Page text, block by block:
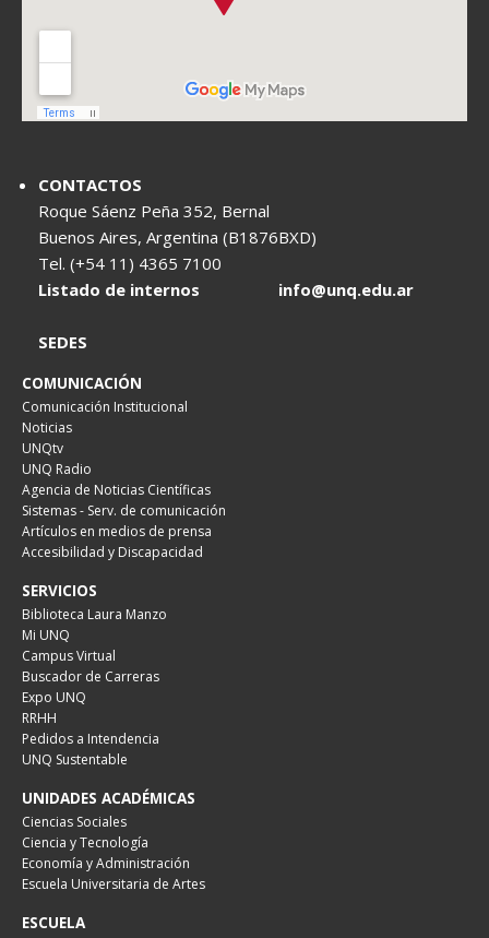
CONTACTOS
Roque Sáenz Peña 352, Bernal
Buenos Aires, Argentina (B1876BXD)
Tel. (+54 11) 4365 7100
Listado de internos
info@unq.edu.ar
SEDES
COMUNICACIÓN
Comunicación Institucional
Noticias
UNQtv
UNQ Radio
Agencia de Noticias Científicas
Sistemas - Serv. de comunicación
Artículos en medios de prensa
Accesibilidad y Discapacidad
SERVICIOS
Biblioteca Laura Manzo
Mi UNQ
Campus Virtual
Buscador de Carreras
Expo UNQ
RRHH
Pedidos a Intendencia
UNQ Sustentable
UNIDADES ACADÉMICAS
Ciencias Sociales
Ciencia y Tecnología
Economía y Administración
Escuela Universitaria de Artes
ESCUELA